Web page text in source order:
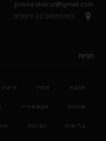
pnima.sherut@gmail.com
בית הדפוס 22 ירושלים
תגיות
אהבה אוכל אישה
אמונה אקססוריז
בריאות גבינות